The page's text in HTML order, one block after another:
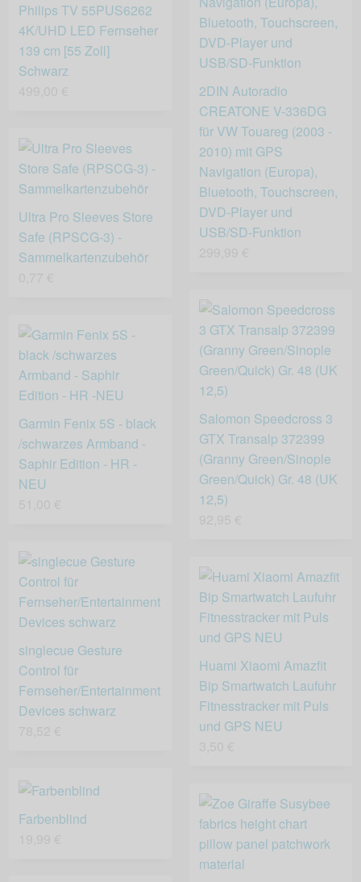
Philips TV 55PUS6262
4K/UHD LED Fernseher
139 cm [55 Zoll]
Schwarz
2DIN Autoradio
CREATONE V-336DG
für VW Touareg (2003 -
2010) mit GPS
Navigation (Europa),
Bluetooth, Touchscreen,
DVD-Player und
USB/SD-Funktion
Ultra Pro Sleeves Store
Safe (RPSCG-3) -
Sammelkartenzubehör
Salomon Speedcross 3
GTX Transalp 372399
(Granny Green/Sinople
Green/Quick) Gr. 48 (UK
12,5)
Garmin Fenix 5S - black
/schwarzes Armband -
Saphir Edition - HR -
NEU
singlecue Gesture
Control für
Fernseher/Entertainment
Devices schwarz
Huami Xiaomi Amazfit
Bip Smartwatch Laufuhr
Fitnesstracker mit Puls
und GPS NEU
Farbenblind